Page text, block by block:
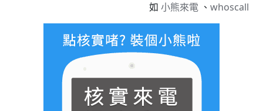
如 小熊來電 、 whoscall